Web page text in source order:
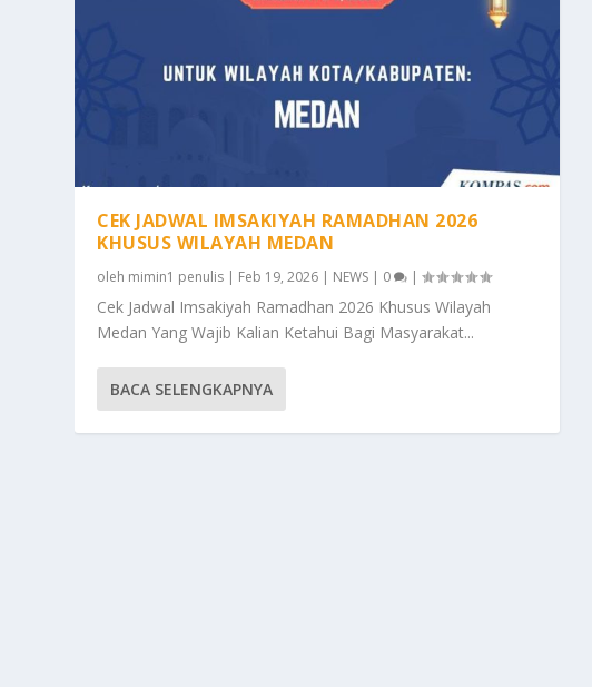
CEK JADWAL IMSAKIYAH RAMADHAN 2026
KHUSUS WILAYAH MEDAN
oleh mimin1 penulis | Feb 19, 2026 | NEWS | 0 |
Cek Jadwal Imsakiyah Ramadhan 2026 Khusus Wilayah
Medan Yang Wajib Kalian Ketahui Bagi Masyarakat...
BACA SELENGKAPNYA